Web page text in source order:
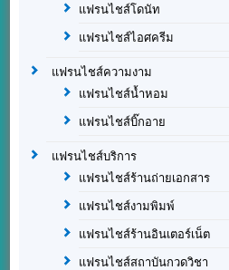
แฟรนไชส์โดนัท
แฟรนไชส์ไอศครีม
แฟรนไชส์ความงาม
แฟรนไชส์น้ำหอม
แฟรนไชส์บิ๊กอาย
แฟรนไชส์บริการ
แฟรนไชส์ร้านถ่ายเอกสาร
แฟรนไชส์งามพิมพ์
แฟรนไชส์ร้านอินเตอร์เน็ต
แฟรนไชส์สถาบันกวดวิชา